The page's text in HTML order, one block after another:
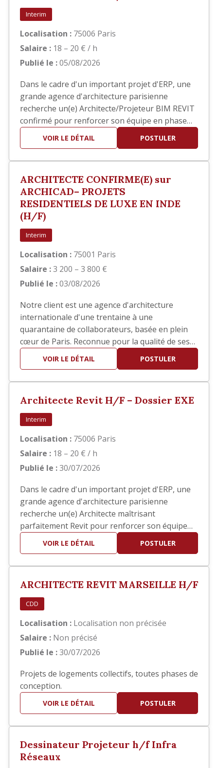
Interim
Localisation : 75006 Paris
Salaire : 18 – 20 € / h
Publié le :05/08/2026
Dans le cadre d'un important projet d'ERP, une
grande agence d'architecture parisienne
recherche un(e) Architecte/Projeteur BIM REVIT
confirmé pour renforcer son équipe en phase
EXE. Vos missions Vous interviendrez
principalement sur la réalisation des documents
repérage. Production et mise…
VOIR LE DÉTAIL POSTULER
ARCHITECTE CONFIRME(E) sur
ARCHICAD– PROJETS
RESIDENTIELS DE LUXE EN INDE
(H/F)
Interim
Localisation : 75001 Paris
Salaire :3 200 – 3 800 €
Publié le :03/08/2026
Notre client est une agence d'architecture
internationale d'une trentaine à une
quarantaine de collaborateurs, basée en plein
cœur de Paris. Reconnue pour la qualité de ses
réalisations, elle développe des projets
d'architecture haut de gamme en France et à
Architecte confirmé(e) pour interv…
VOIR LE DÉTAIL POSTULER
Architecte Revit H/F – Dossier EXE
Interim
Localisation : 75006 Paris
Salaire : 18 – 20 € / h
Publié le :30/07/2026
Dans le cadre d'un important projet d'ERP, une
grande agence d'architecture parisienne
recherche un(e) Architecte maîtrisant
parfaitement Revit pour renforcer son équipe
en phase EXE. Vos missions Vous interviendrez
principalement sur la réalisation des documents
repérage. Production et mis…
VOIR LE DÉTAIL POSTULER
ARCHITECTE REVIT MARSEILLE H/F
CDD
Localisation : Localisation non précisée
Salaire : Non précisé
Publié le :30/07/2026
Projets de logements collectifs, toutes phases de
conception.
VOIR LE DÉTAIL POSTULER
Dessinateur Projeteur h/f Infra
Réseaux